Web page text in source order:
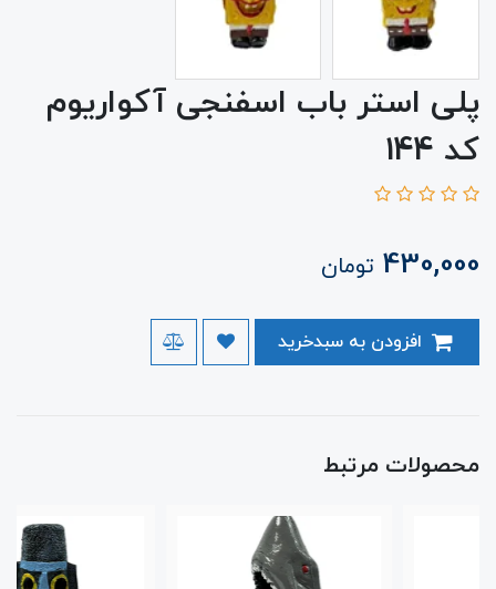
پلی استر باب اسفنجی آکواریوم
کد 144
430,000 تومان
محصولات مرتبط